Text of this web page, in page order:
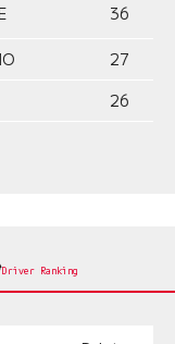
36
27
26
Driver Ranking